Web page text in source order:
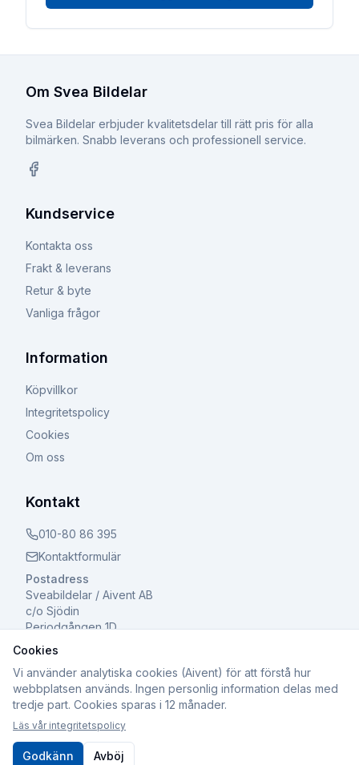
Om Svea Bildelar
Svea Bildelar erbjuder kvalitetsdelar till rätt pris för alla
bilmärken. Snabb leverans och professionell service.
Kundservice
Kontakta oss
Frakt & leverans
Retur & byte
Vanliga frågor
Information
Köpvillkor
Integritetspolicy
Cookies
Om oss
Kontakt
010-80 86 395
Kontaktformulär
Postadress
Sveabildelar / Aivent AB
c/o Sjödin
Periodgången 1D
611 37 Nyköping
©2026Sveabildelar / Aivent AB. Alla rättigheter
Org.nr: 559502-8241 | Registrerad för F-skatt och Moms
Cookies
Vi använder analytiska cookies (Aivent) för att förstå hur
webbplatsen används. Ingen personlig information delas med
tredje part. Cookies sparas i 12 månader.
Läs vår integritetspolicy
Godkänn Avböj